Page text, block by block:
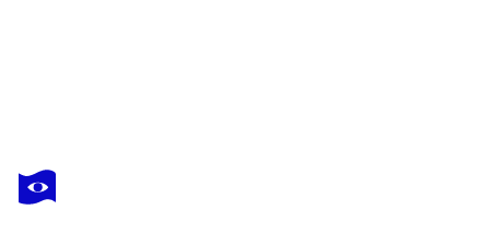
ARNO BIGOT
Portrait du résistant Alexandre PELTEKIAN